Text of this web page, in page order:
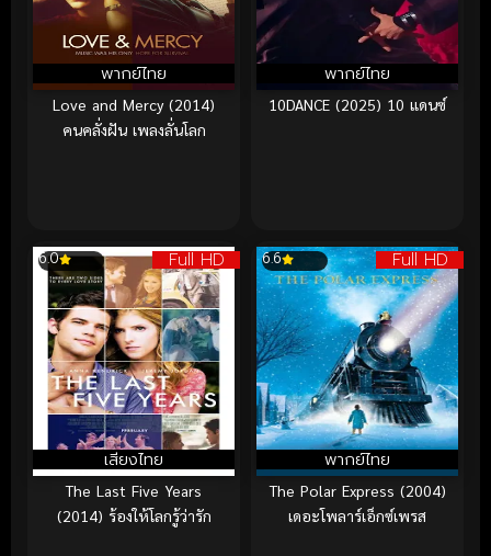
พากย์ไทย
Love and Mercy (2014)
คนคลั่งฝัน เพลงลั่นโลก
พากย์ไทย
10DANCE (2025) 10 แดนซ์
Full HD
เสียงไทย
6.0
The Last Five Years
(2014) ร้องให้โลกรู้ว่ารัก
Full HD
พากย์ไทย
6.6
The Polar Express (2004)
เดอะโพลาร์เอ็กซ์เพรส